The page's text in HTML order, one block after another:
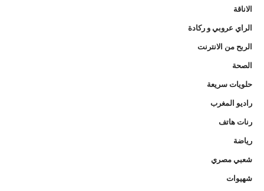
الاناقة
الراي عروبي و ركادة
الربح من الانترنت
الصحة
حلويات سريعة
راديو المغرب
رنات هاتف
رياضة
شعبي مصري
شهيوات